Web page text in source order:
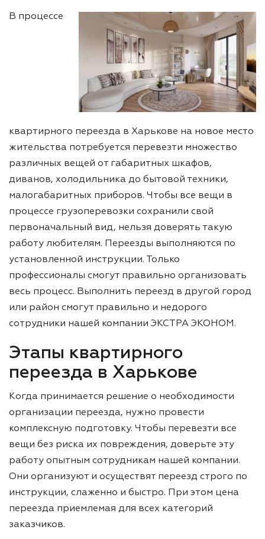
В процессе
квартирного переезда в Харькове на новое место
жительства потребуется перевезти множество
различных вещей от габаритных шкафов,
диванов, холодильника до бытовой техники,
малогабаритных приборов. Чтобы все вещи в
процессе грузоперевозки сохранили свой
первоначальный вид, нельзя доверять такую
работу любителям. Переезды выполняются по
установленной инструкции. Только
профессионалы смогут правильно организовать
весь процесс. Выполнить переезд в другой город
или район смогут правильно и недорого
сотрудники нашей компании ЭКСТРА ЭКОНОМ.
Этапы квартирного
переезда в Харькове
Когда принимается решение о необходимости
организации переезда, нужно провести
комплексную подготовку. Чтобы перевезти все
вещи без риска их повреждения, доверьте эту
работу опытным сотрудникам нашей компании.
Они организуют и осуществят переезд строго по
инструкции, слаженно и быстро. При этом цена
переезда приемлемая для всех категорий
заказчиков.